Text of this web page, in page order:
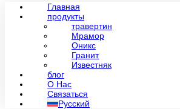
Главная
продукты
травертин
Мрамор
Оникс
Гранит
Известняк
блог
О Нас
Связаться
Русский